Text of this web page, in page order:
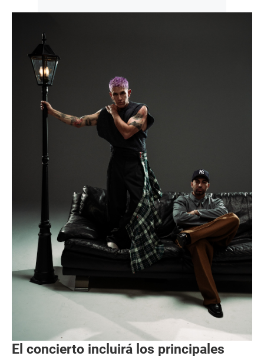
El concierto incluirá los principales